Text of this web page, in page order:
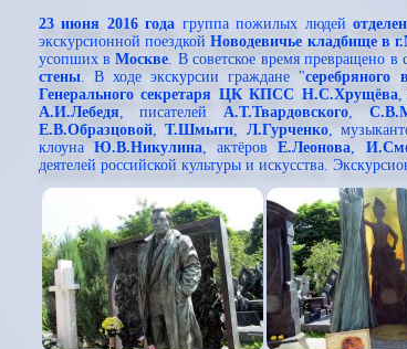
23 июня 2016 года группа пожилых людей
экскурсионной поездкойНоводевичье кладбище в
усопших вМоскве. В советское время превращено
стены. В ходе экскурсии граждане "серебряного
Генерального секретаря ЦК КПСС Н.С.Хрущёва,
А.И.Лебедя, писателей А.Т.Твардовского,
Е.В.Образцовой,Т.Шмыги, Л.Гурченко,
клоуна Ю.В.Никулина, актёровЕ.Леонова,
деятелей российской культуры и искусства.